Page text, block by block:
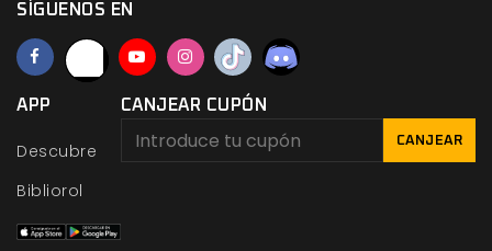
SÍGUENOS EN
APP
Descubre
Bibliorol
CANJEAR CUPÓN
CANJEAR